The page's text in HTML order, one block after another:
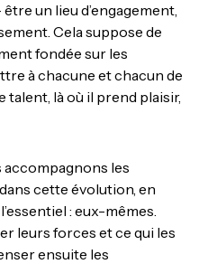
un lieu d’engagement,
Cela suppose de
fondée sur les
à chacune et chacun de
talent, là où il prend plaisir,
accompagnons les
cette évolution, en
: eux-mêmes.
leurs forces et ce qui les
ensuite les